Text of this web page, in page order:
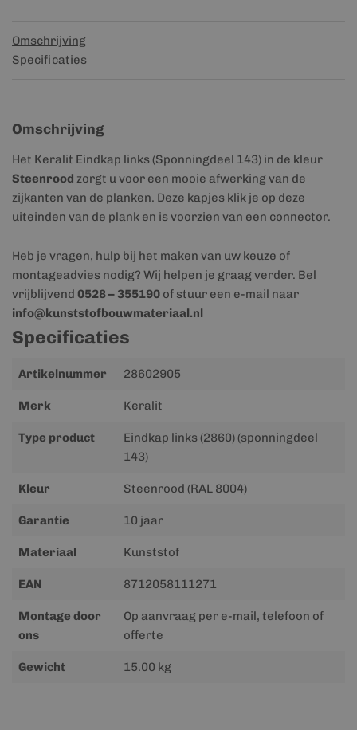
Omschrijving
Specificaties
Omschrijving
Het Keralit Eindkap links (Sponningdeel 143) in de kleur
Steenrood zorgt u voor een mooie afwerking van de
zijkanten van de planken. Deze kapjes klik je op deze
uiteinden van de plank en is voorzien van een connector.
Heb je vragen, hulp bij het maken van uw keuze of
montageadvies nodig? Wij helpen je graag verder. Bel
vrijblijvend 0528 – 355190 of stuur een e-mail naar
info@kunststofbouwmateriaal.nl
Specificaties
Meer
Artikelnummer 28602905
Merk Keralit
Type product
Eindkap links (2860) (sponningdeel
143)
Kleur Steenrood (RAL 8004)
Garantie 10 jaar
Materiaal Kunststof
EAN 8712058111271
Montage door
ons
Op aanvraag per e-mail, telefoon of
offerte
Gewicht 15.00 kg